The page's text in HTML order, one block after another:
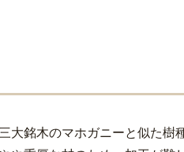
大銘木のマホガニーと似た樹